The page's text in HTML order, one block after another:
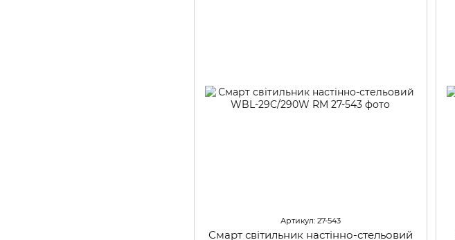
Артикул: 27-543
Смарт світильник настінно-стельовий